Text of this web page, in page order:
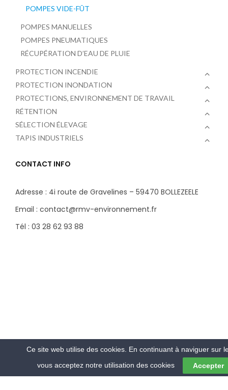
POMPES VIDE-FÛT
POMPES MANUELLES
POMPES PNEUMATIQUES
RÉCUPÉRATION D’EAU DE PLUIE
PROTECTION INCENDIE
PROTECTION INONDATION
PROTECTIONS, ENVIRONNEMENT DE TRAVAIL
RÉTENTION
SÉLECTION ÉLEVAGE
TAPIS INDUSTRIELS
CONTACT INFO
Adresse : 4i route de Gravelines – 59470 BOLLEZEELE
Email : contact@rmv-environnement.fr
Tél : 03 28 62 93 88
Ce site web utilise des cookies. En continuant à naviguer sur
vous acceptez notre utilisation des cookies
Accepter